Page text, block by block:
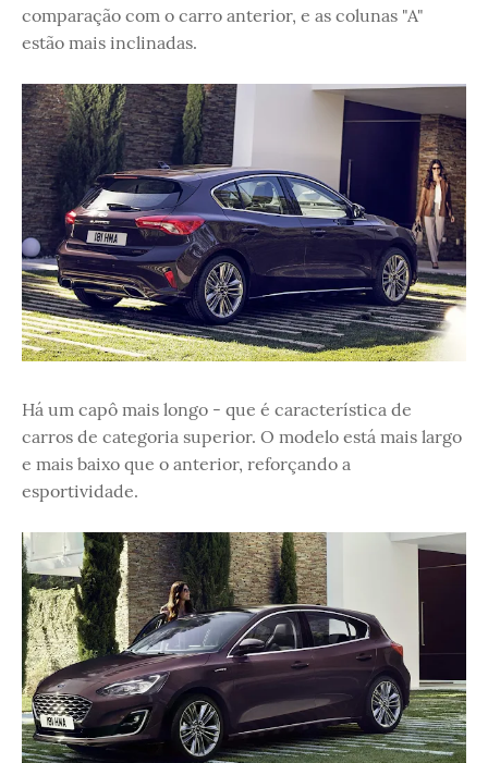
comparação com o carro anterior, e as colunas "A"
estão mais inclinadas.
Há um capô mais longo - que é característica de
carros de categoria superior. O modelo está mais largo
e mais baixo que o anterior, reforçando a
esportividade.